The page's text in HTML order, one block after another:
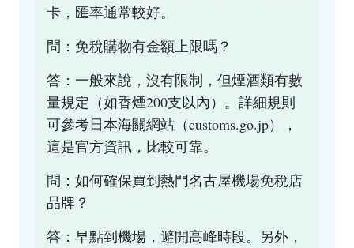
卡，匯率通常較好。
問：免稅購物有金額上限嗎？
答：一般來說，沒有限制，但煙酒類有數
量規定（如香煙200支以內）。詳細規則
可參考日本海關網站（customs.go.jp），
這是官方資訊，比較可靠。
問：如何確保買到熱門名古屋機場免稅店
品牌？
答：早點到機場，避開高峰時段。另外，